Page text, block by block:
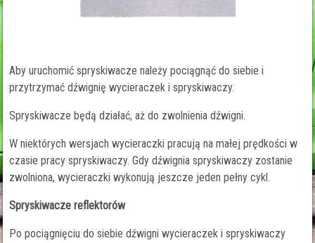
Aby uruchomić spryskiwacze należy pociągnąć do siebie i
przytrzymać dźwignię wycieraczek i spryskiwaczy.
Spryskiwacze będą działać, aż do zwolnienia dźwigni.
W niektórych wersjach wycieraczki pracują na małej prędkości w
czasie pracy spryskiwaczy. Gdy dźwignia spryskiwaczy zostanie
zwolniona, wycieraczki wykonują jeszcze jeden pełny cykl.
Spryskiwacze reflektorów
Po pociągnięciu do siebie dźwigni wycieraczek i spryskiwaczy